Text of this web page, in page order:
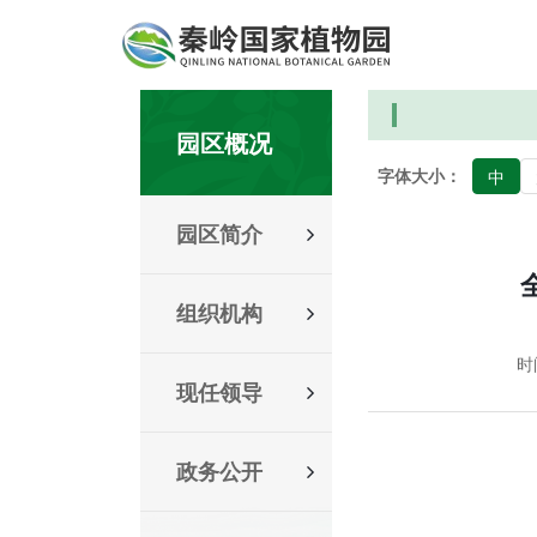
园区概况
园区简介
组织机构
现任领导
政务公开
字体大小： 中